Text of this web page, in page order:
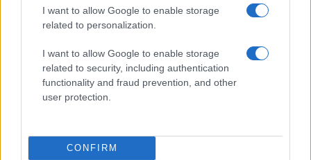
I want to allow Google to enable storage
related to personalization.
I want to allow Google to enable storage
related to security, including authentication
functionality and fraud prevention, and other
user protection.
CONFIRM